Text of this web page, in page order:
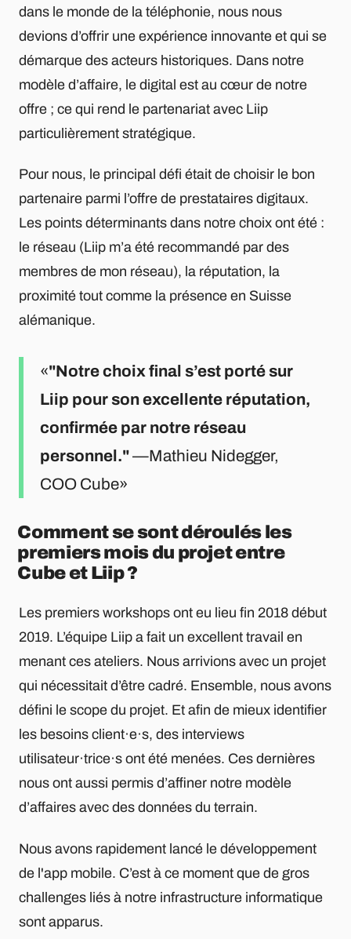
dans le monde de la téléphonie, nous nous
devions d’offrir une expérience innovante et qui se
démarque des acteurs historiques. Dans notre
modèle d’affaire, le digital est au cœur de notre
offre ; ce qui rend le partenariat avec Liip
particulièrement stratégique.
Pour nous, le principal défi était de choisir le bon
partenaire parmi l’offre de prestataires digitaux.
Les points déterminants dans notre choix ont été :
le réseau (Liip m’a été recommandé par des
membres de mon réseau), la réputation, la
proximité tout comme la présence en Suisse
alémanique.
"Notre choix final s’est porté sur
Liip pour son excellente réputation,
confirmée par notre réseau
personnel."—Mathieu Nidegger,
COO Cube
Comment se sont déroulés les
premiers mois du projet entre
Cube et Liip ?
Les premiers workshops ont eu lieu fin 2018 début
2019. L’équipe Liip a fait un excellent travail en
menant ces ateliers. Nous arrivions avec un projet
qui nécessitait d’être cadré. Ensemble, nous avons
défini le scope du projet. Et afin de mieux identifier
les besoins client·e·s, des interviews
utilisateur·trice·s ont été menées. Ces dernières
nous ont aussi permis d’affiner notre modèle
d’affaires avec des données du terrain.
Nous avons rapidement lancé le développement
de l'app mobile. C’est à ce moment que de gros
challenges liés à notre infrastructure informatique
sont apparus.